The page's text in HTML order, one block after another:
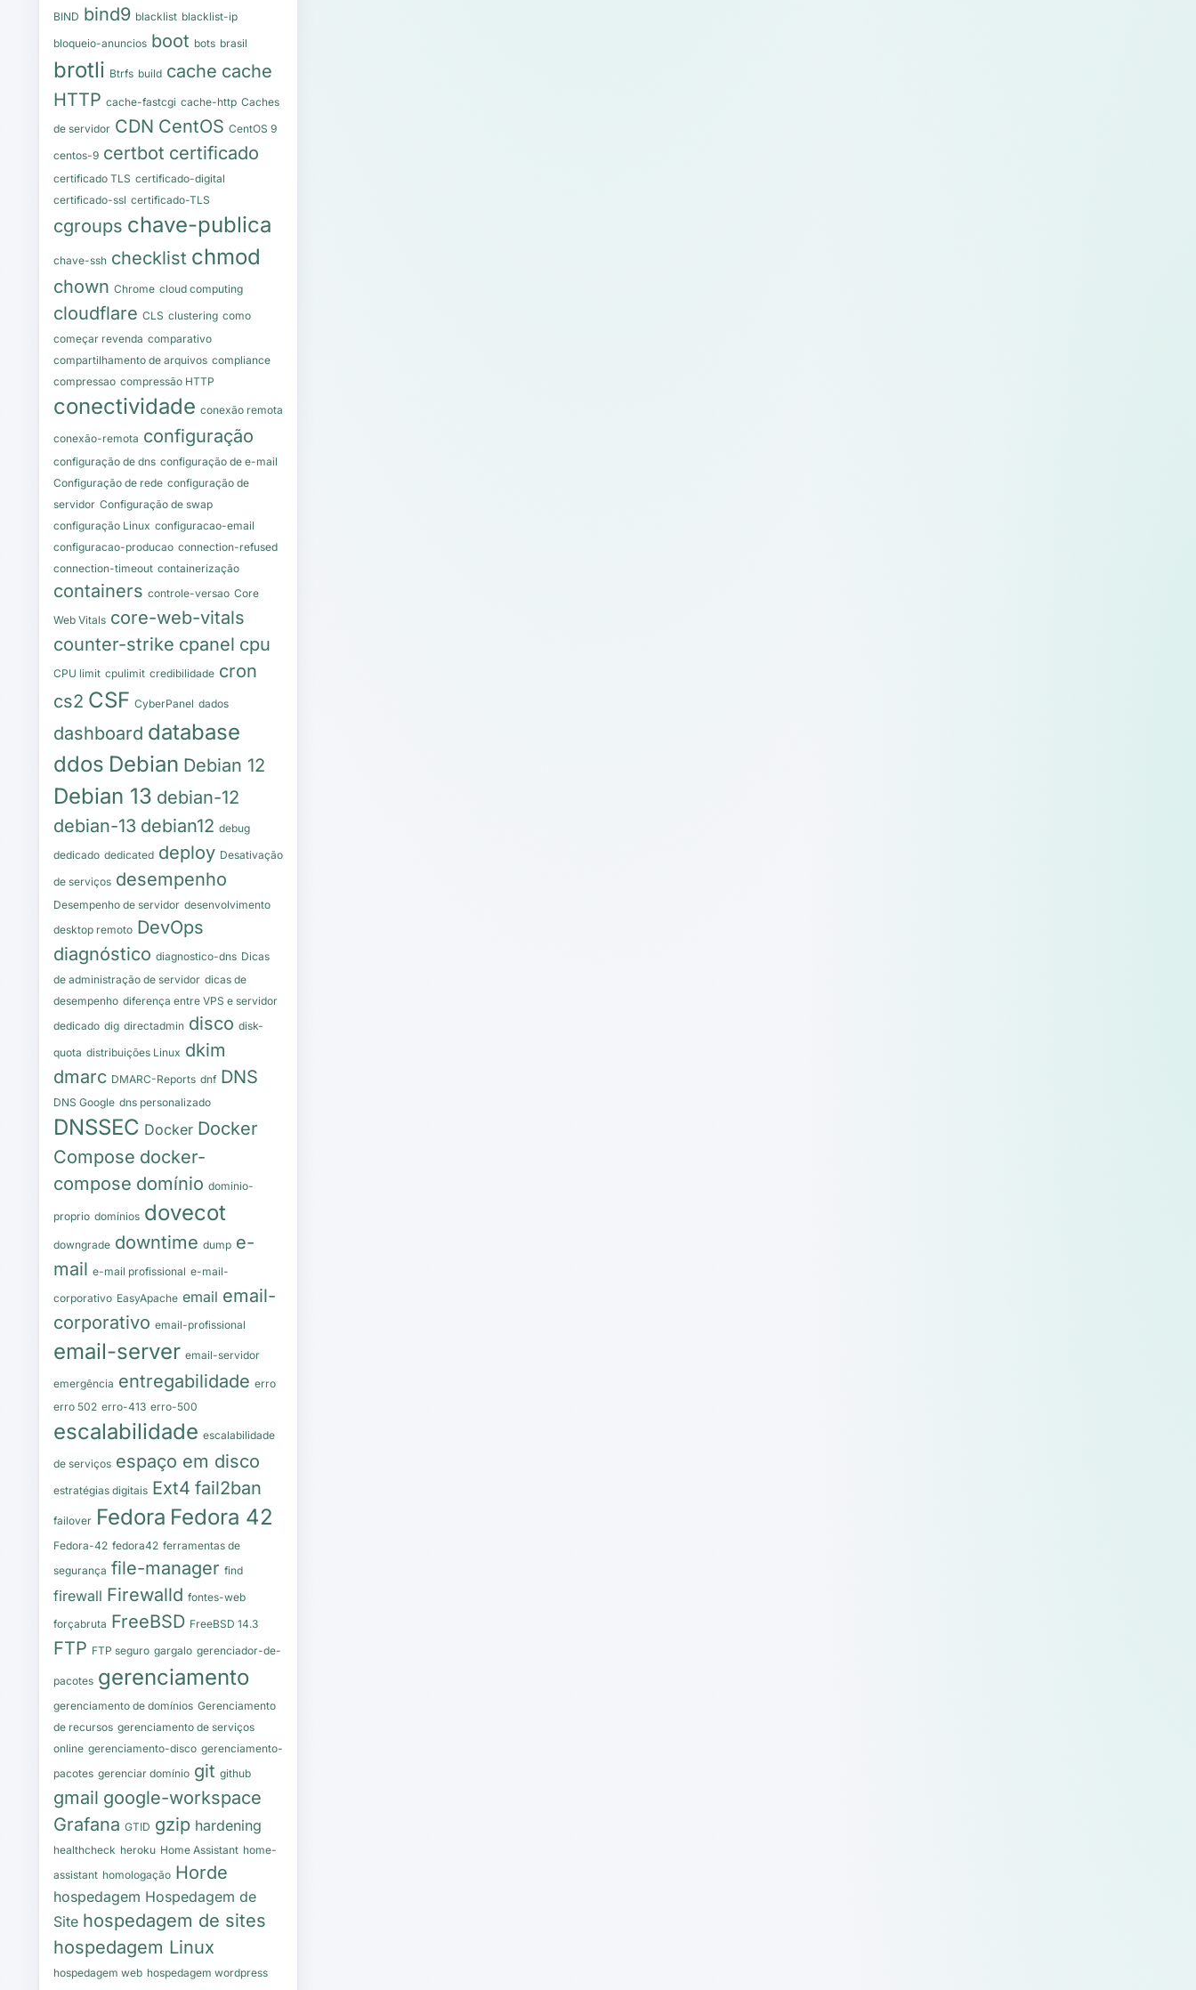
BIND bind9 blacklist blacklist-ip
bloqueio-anuncios boot bots brasil
brotli Btrfs build cache cache
HTTP cache-fastcgi cache-http Caches
de servidor CDN CentOS CentOS 9
centos-9 certbot certificado
certificado TLS certificado-digital
certificado-ssl certificado-TLS
cgroups chave-publica
chave-ssh checklist chmod
chown Chrome cloud computing
cloudflare CLS clustering como
começar revenda comparativo
compartilhamento de arquivos compliance
compressao compressão HTTP
conectividade conexão remota
conexão-remota configuração
configuração de dns configuração de e-mail
Configuração de rede configuração de
servidor Configuração de swap
configuração Linux configuracao-email
configuracao-producao connection-refused
connection-timeout containerização
containers controle-versao Core
Web Vitals core-web-vitals
counter-strike cpanel cpu
CPU limit cpulimit credibilidade cron
cs2 CSF CyberPanel dados
dashboard database
ddos Debian Debian 12
Debian 13 debian-12
debian-13 debian12 debug
dedicado dedicated deploy Desativação
de serviços desempenho
Desempenho de servidor desenvolvimento
desktop remoto DevOps
diagnóstico diagnostico-dns Dicas
de administração de servidor dicas de
desempenho diferença entre VPS e servidor
dedicado dig directadmin disco disk-
quota distribuições Linux dkim
dmarc DMARC-Reports dnf DNS
DNS Google dns personalizado
DNSSEC Docker Docker
Compose docker-
compose domínio dominio-
proprio domínios dovecot
downgrade downtime dump e-
mail e-mail profissional e-mail-
corporativo EasyApache email email-
corporativo email-profissional
email-server email-servidor
emergência entregabilidade erro
erro 502 erro-413 erro-500
escalabilidade escalabilidade
de serviços espaço em disco
estratégias digitais Ext4 fail2ban
failover Fedora Fedora 42
Fedora-42 fedora42 ferramentas de
segurança file-manager find
firewall Firewalld fontes-web
forçabruta FreeBSD FreeBSD 14.3
FTP FTP seguro gargalo gerenciador-de-
pacotes gerenciamento
gerenciamento de domínios Gerenciamento
de recursos gerenciamento de serviços
online gerenciamento-disco gerenciamento-
pacotes gerenciar domínio git github
gmail google-workspace
Grafana GTID gzip hardening
healthcheck heroku Home Assistant home-
assistant homologação Horde
hospedagem Hospedagem de
Site hospedagem de sites
hospedagem Linux
hospedagem web hospedagem wordpress